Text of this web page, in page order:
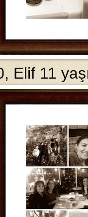
Elif 11